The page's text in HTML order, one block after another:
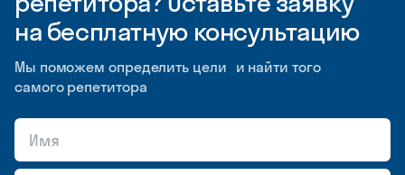
на бесплатную консультацию
Мы поможем определить цели и найти того
самого репетитора